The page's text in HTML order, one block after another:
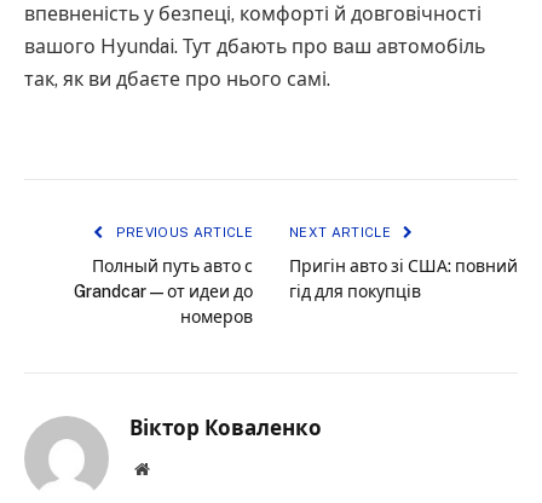
впевненість у безпеці, комфорті й довговічності
вашого Hyundai. Тут дбають про ваш автомобіль
так, як ви дбаєте про нього самі.
PREVIOUS ARTICLE
Полный путь авто с
Grandcar — от идеи до
номеров
NEXT ARTICLE
Пригін авто зі США: повний
гід для покупців
Віктор Коваленко
Website